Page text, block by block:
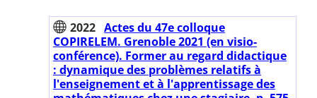
2022 Actes du 47e colloque
COPIRELEM. Grenoble 2021 (en visio-
conférence). Former au regard didactique
: dynamique des problèmes relatifs à
l'enseignement et à l'apprentissage des